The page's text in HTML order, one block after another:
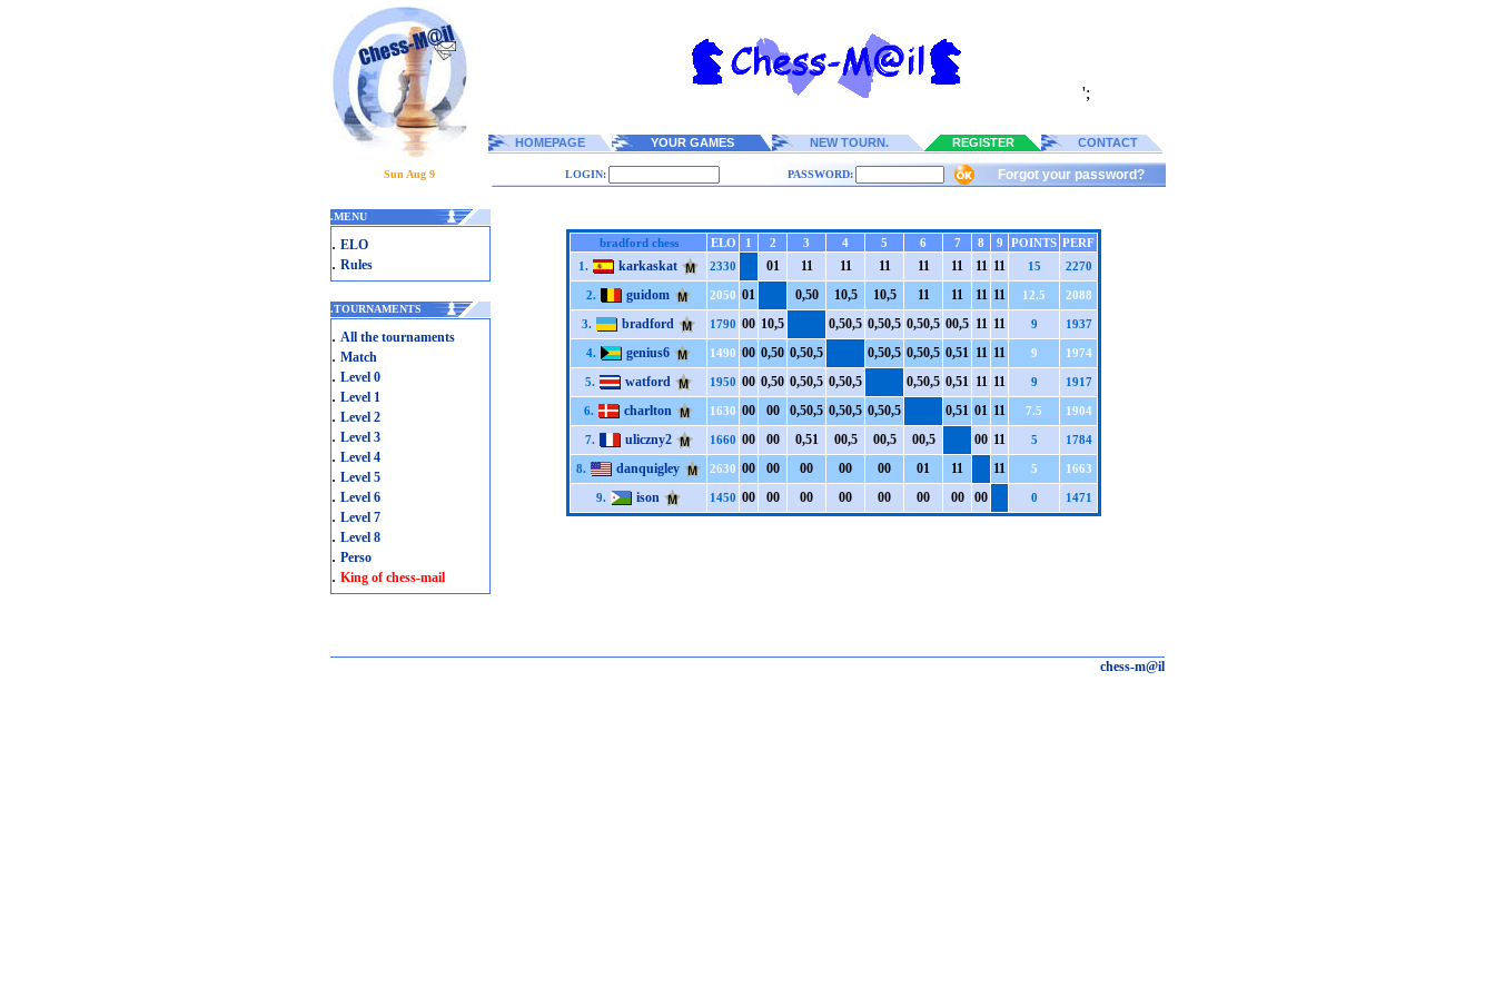
';
HOMEPAGE YOUR GAMES NEW TOURN. REGISTER CONTACT
Sun Aug 9 LOGIN: PASSWORD: Forgot your password?
.MENU
. ELO
. Rules
.TOURNAMENTS
. All the tournaments
. Match
. Level 0
. Level 1
. Level 2
. Level 3
. Level 4
. Level 5
. Level 6
. Level 7
. Level 8
. Perso
. King of chess-mail
bradford chess ELO 1 2 3 4 5 6 7 8 9 POINTS PERF
1.
karkaskat 2330 01 11 11 11 11 11 11 11 15 2270
2. guidom 2050 01 0,50 10,5 10,5 11 11 11 11 12.5 2088
3. bradford 1790 00 10,5 0,50,5 0,50,5 0,50,5 00,5 11 11 9 1937
4. genius6 1490 00 0,50 0,50,5 0,50,5 0,50,5 0,51 11 11 9 1974
5. watford 1950 00 0,50 0,50,5 0,50,5 0,50,5 0,51 11 11 9 1917
6. charlton 1630 00 00 0,50,5 0,50,5 0,50,5 0,51 01 11 7.5 1904
7. uliczny2 1660 00 00 0,51 00,5 00,5 00,5 00 11 5 1784
8. danquigley 2630 00 00 00 00 00 01 11 11 5 1663
9. ison 1450 00 00 00 00 00 00 00 00 0 1471
chess-m@il